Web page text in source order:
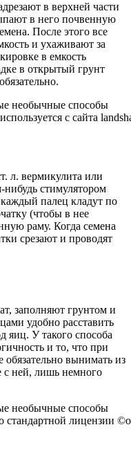
в верхней части
в него почвенную
После этого все
и ухаживают за
в емкость
в открытый грунт
с сайта
л. вермикулита или
стимулятором
палец кладут по
(чтобы в нее
раму. Когда семена
срезают и проводят
заполняют грунтом и
удобно расставить
яиц. У такого способа
и то, что при
вынимать из
с ней, лишь немного
стандартной лицензии